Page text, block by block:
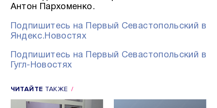
Антон Пархоменко.
Подпишитесь на Первый Севастопольский в
Яндекс.Новостях
Подпишитесь на Первый Севастопольский в
Гугл-Новостях
ЧИТАЙТЕ ТАКЖЕ